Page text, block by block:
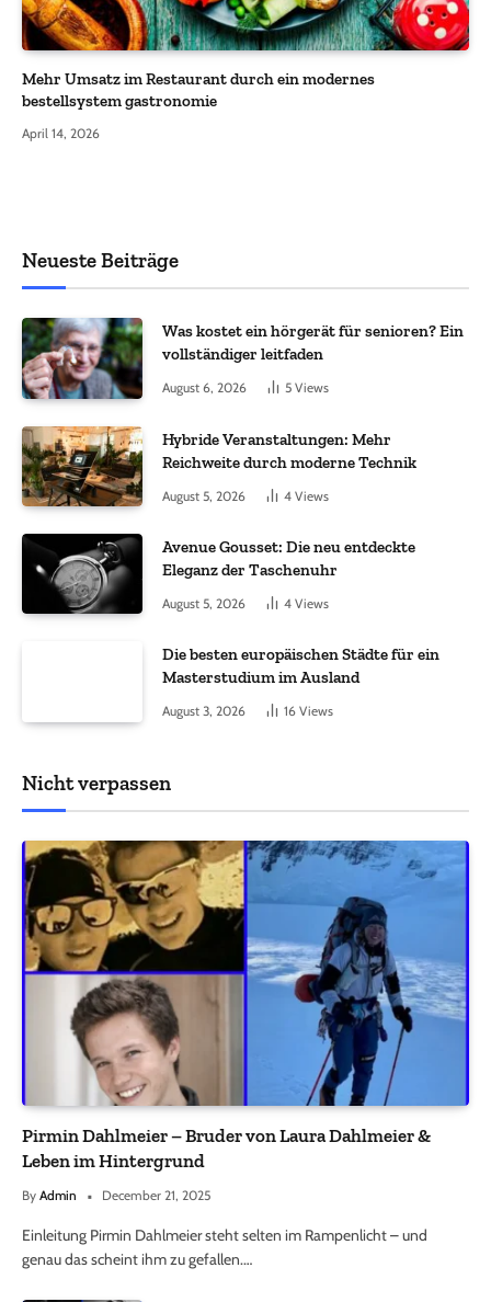
Mehr Umsatz im Restaurant durch ein modernes
bestellsystem gastronomie
April 14, 2026
Neueste Beiträge
Was kostet ein hörgerät für senioren? Ein
vollständiger leitfaden
August 6, 2026 5 Views
Hybride Veranstaltungen: Mehr
Reichweite durch moderne Technik
August 5, 2026 4 Views
Avenue Gousset: Die neu entdeckte
Eleganz der Taschenuhr
August 5, 2026 4 Views
Die besten europäischen Städte für ein
Masterstudium im Ausland
August 3, 2026 16 Views
Nicht verpassen
Pirmin Dahlmeier – Bruder von Laura Dahlmeier &
Leben im Hintergrund
By Admin December 21, 2025
Einleitung Pirmin Dahlmeier steht selten im Rampenlicht – und
genau das scheint ihm zu gefallen.…